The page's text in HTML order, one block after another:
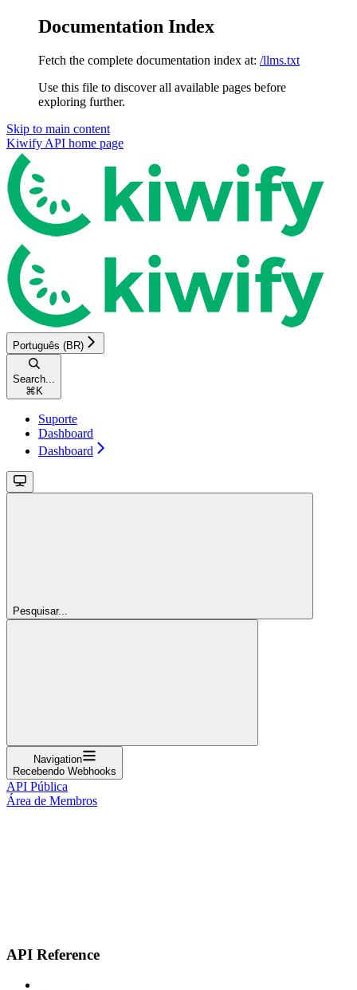
Documentation Index
Fetch the complete documentation index at: /llms.txt
Use this file to discover all available pages before
exploring further.
Skip to main content
Kiwify API home page
Português (BR)
Search...
⌘ K
Suporte
Dashboard
Dashboard
Pesquisar...
Navigation
Recebendo Webhooks
API Pública
Área de Membros
API Reference